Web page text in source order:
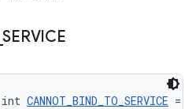
SERVICE
int CANNOT_BIND_TO_SERVICE = -